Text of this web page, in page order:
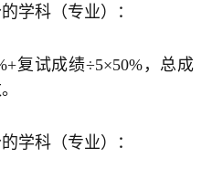
学科（专业）：
复试成绩÷5×50%，总成
学科（专业）：